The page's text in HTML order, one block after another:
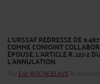
L'URSSAF REDRESSE DE
COMME CONJOINT
ÉPOUSE. L'ARTICLE R. 121-2
L'ANNULATION.
Par Eric ROCHEBLAVEle 24/05/